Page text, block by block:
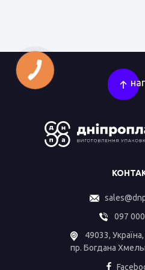
097
49033,
пр. Богдана
КНОПКА
ЗВ'ЯЗКУ